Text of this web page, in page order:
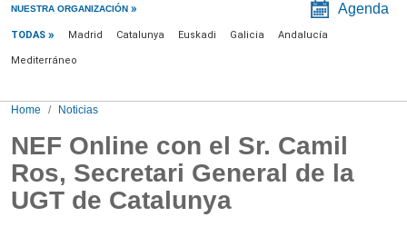
NUESTRA ORGANIZACIÓN Agenda
Menú noticias
TODAS Madrid Catalunya Euskadi Galicia Andalucía
Mediterráneo
Home Noticias
NEF Online con el Sr. Camil
Ros, Secretari General de la
UGT de Catalunya